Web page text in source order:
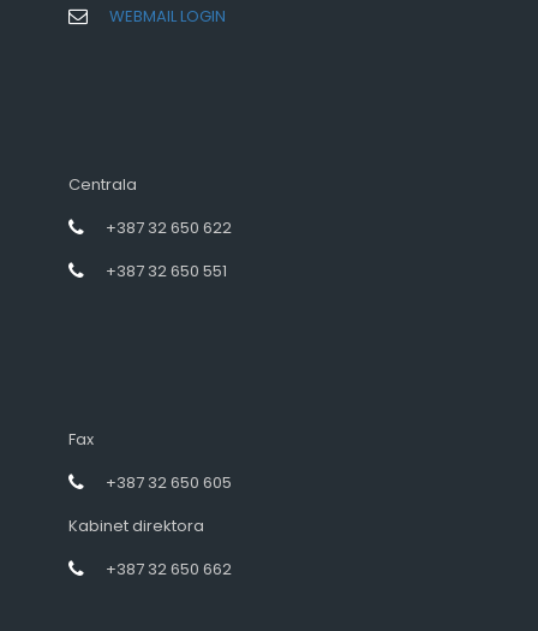
WEBMAIL LOGIN
Centrala
+387 32 650 622
+387 32 650 551
Fax
+387 32 650 605
Kabinet direktora
+387 32 650 662